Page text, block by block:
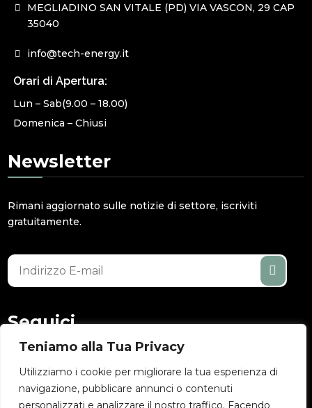
Teniamo alla Tua Privacy
Utilizziamo i cookie per migliorare la tua esperienza di
navigazione, pubblicare annunci o contenuti
personalizzati e analizzare il nostro traffico. Facendo
MEGLIADINO SAN VITALE (PD) VIA VASCON, 29 CAP
35040
info@tech-energy.it
Orari di Apertura:
Lun – Sab(9.00 – 18.00)
Domenica – Chiusi
Newsletter
Rimani aggiornato sulle notizie di settore, iscriviti
gratuitamente.
Seguici